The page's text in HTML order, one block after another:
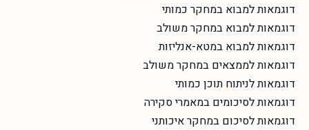
דוגמאות למבוא במחקר כמותי
דוגמאות למבוא במחקר משולב
דוגמאות למבוא במטא-אנליזות
דוגמאות לממצאים במחקר משולב
דוגמאות לניתוח תוכן כמותי
דוגמאות לסיכומים במאמרי סקירה
דוגמאות לסיכום במחקר איכותני